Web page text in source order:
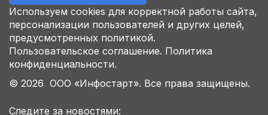
Используем cookies для корректной работы сайта,
персонализации пользователей и других целей,
предусмотренных политикой.
Пользовательское соглашение. Политика
конфиденциальности.
© 2026 ООО «Инфостарт». Все права защищены.
Следите за новостями: